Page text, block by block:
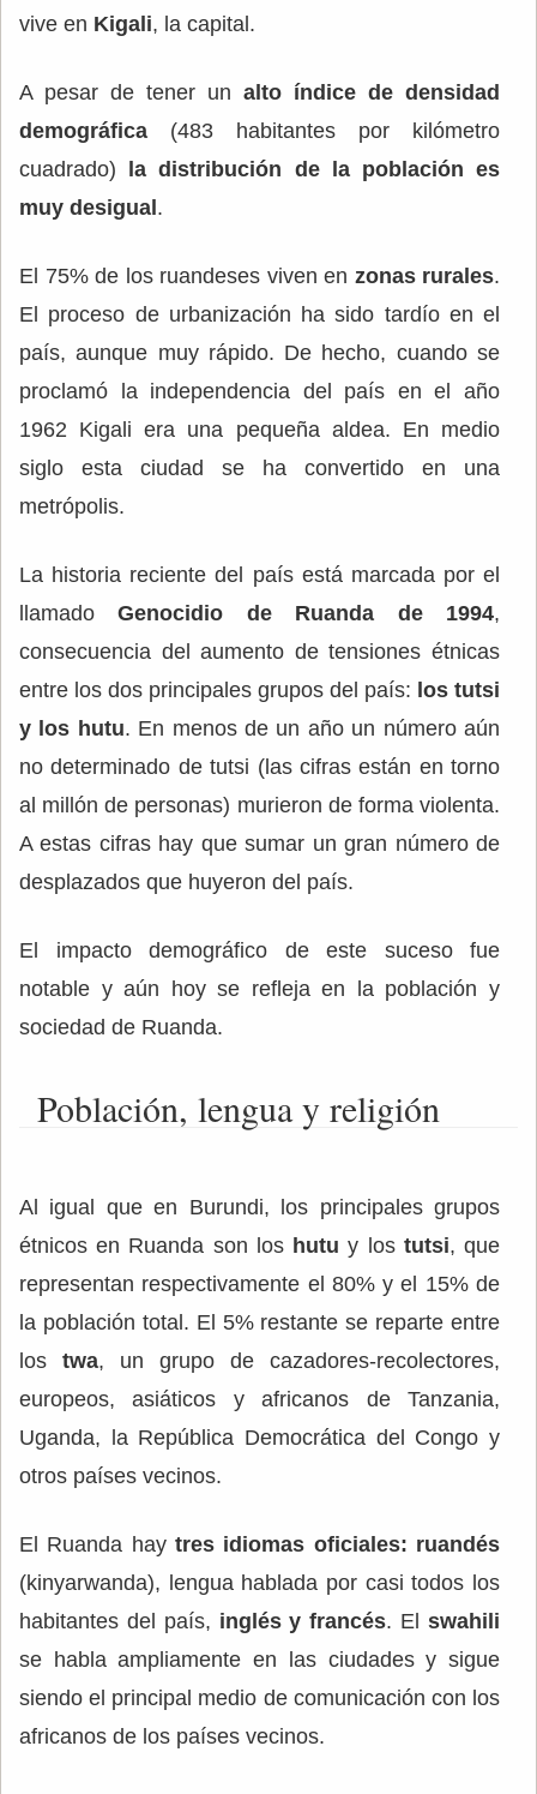
vive en Kigali, la capital.
A pesar de tener un alto índice de densidad
demográfica (483 habitantes por kilómetro
cuadrado)
la distribución de la población es
muy desigual .
El 75% de los ruandeses viven en zonas rurales.
El proceso de urbanización ha sido tardío en el
país, aunque muy rápido. De hecho, cuando se
proclamó la independencia del país en el año
1962 Kigali era una pequeña aldea. En medio
siglo esta ciudad se ha convertido en una
metrópolis.
La historia reciente del país está marcada por el
llamadoGenocidio de Ruanda de 1994,
consecuencia del aumento de tensiones étnicas
entre los dos principales grupos del país: los tutsi
y los hutu. En menos de un año un número aún
no determinado de tutsi (las cifras están en torno
al millón de personas) murieron de forma violenta.
A estas cifras hay que sumar un gran número de
desplazados que huyeron del país.
El impacto demográfico de este suceso fue
notable y aún hoy se refleja en la población y
sociedad de Ruanda.
Población, lengua y religión
Al igual que en Burundi, los principales grupos
étnicos en Ruanda son los hutu y los tutsi, que
representan respectivamente el 80% y el 15% de
la población total. El 5% restante se reparte entre
los twa, un grupo de cazadores-recolectores,
europeos, asiáticos y africanos de Tanzania,
Uganda, la República Democrática del Congo y
otros países vecinos.
El Ruanda hay tres idiomas oficiales: ruandés
(kinyarwanda), lengua hablada por casi todos los
habitantes del país, inglés y francés. Elswahili
se habla ampliamente en las ciudades y sigue
siendo el principal medio de comunicación con los
africanos de los países vecinos.